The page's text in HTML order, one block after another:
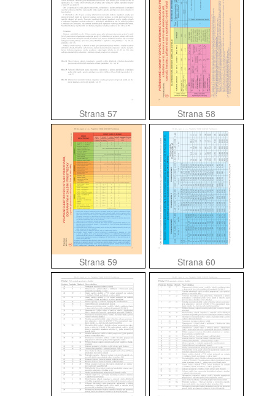
Strana 57 Strana 58
Strana 59 Strana 60